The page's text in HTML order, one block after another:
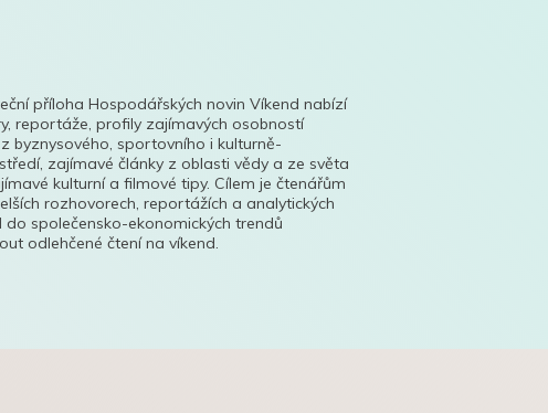
příloha Hospodářských novin Víkend nabízí
reportáže, profily zajímavých osobností
byznysového, sportovního i kulturně-
zajímavé články z oblasti vědy a ze světa
kulturní a filmové tipy. Cílem je čtenářům
rozhovorech, reportážích a analytických
do společensko-ekonomických trendů
odlehčené čtení na víkend.